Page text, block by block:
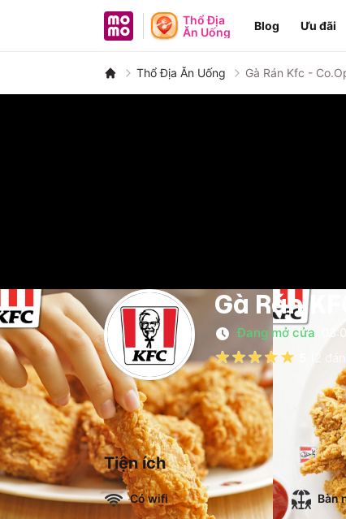
MoMo - Ứng dụng tài chính
Thổ Địa
Ăn Uống
Blog Ưu đãi
Thổ Địa Ăn Uống Gà Rán Kfc -
Gà Rán
Đang mở cửa
Tiện ích
Có wifi Bàn